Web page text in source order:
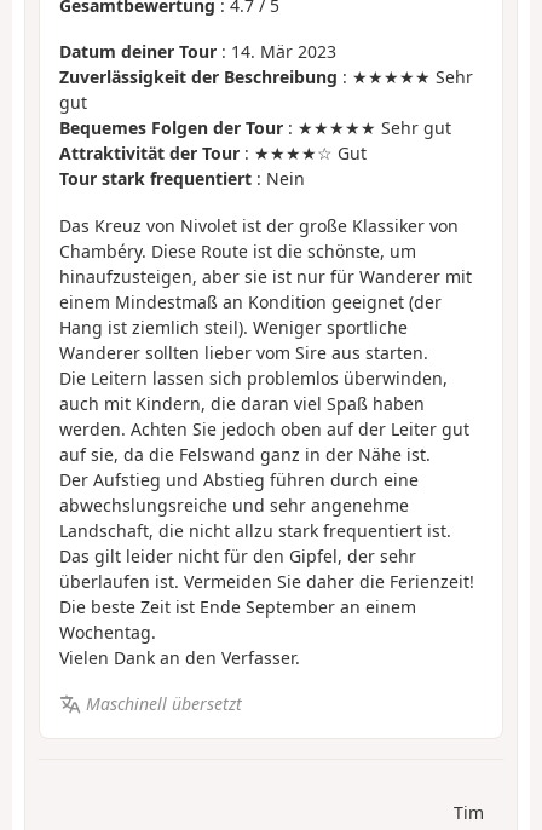
Gesamtbewertung : 4.7 / 5
Datum deiner Tour : 14. Mär 2023
Zuverlässigkeit der Beschreibung : ★★★★★ Sehr
gut
Bequemes Folgen der Tour : ★★★★★ Sehr gut
Attraktivität der Tour : ★★★★☆ Gut
Tour stark frequentiert : Nein
Das Kreuz von Nivolet ist der große Klassiker von
Chambéry. Diese Route ist die schönste, um
hinaufzusteigen, aber sie ist nur für Wanderer mit
einem Mindestmaß an Kondition geeignet (der
Hang ist ziemlich steil). Weniger sportliche
Wanderer sollten lieber vom Sire aus starten.
Die Leitern lassen sich problemlos überwinden,
auch mit Kindern, die daran viel Spaß haben
werden. Achten Sie jedoch oben auf der Leiter gut
auf sie, da die Felswand ganz in der Nähe ist.
Der Aufstieg und Abstieg führen durch eine
abwechslungsreiche und sehr angenehme
Landschaft, die nicht allzu stark frequentiert ist.
Das gilt leider nicht für den Gipfel, der sehr
überlaufen ist. Vermeiden Sie daher die Ferienzeit!
Die beste Zeit ist Ende September an einem
Wochentag.
Vielen Dank an den Verfasser.
Maschinell übersetzt
Tim